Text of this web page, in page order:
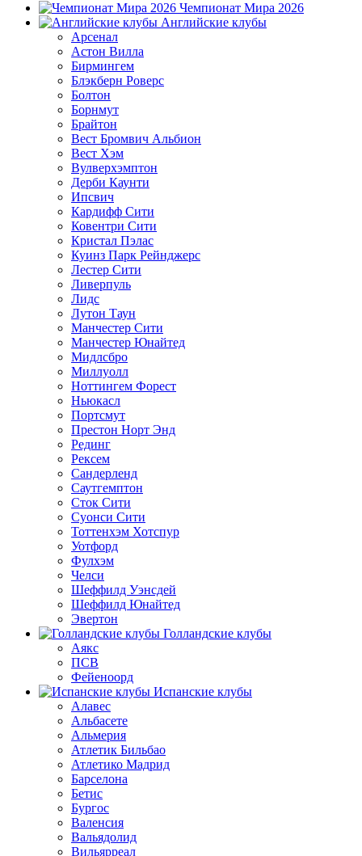
Чемпионат Мира 2026
Английские клубы
Арсенал
Астон Вилла
Бирмингем
Блэкберн Роверс
Болтон
Борнмут
Брайтон
Вест Бромвич Альбион
Вест Хэм
Вулверхэмптон
Дерби Каунти
Ипсвич
Кардифф Сити
Ковентри Сити
Кристал Пэлас
Куинз Парк Рейнджерс
Лестер Сити
Ливерпуль
Лидс
Лутон Таун
Манчестер Сити
Манчестер Юнайтед
Мидлсбро
Миллуолл
Ноттингем Форест
Ньюкасл
Портсмут
Престон Норт Энд
Рединг
Рексем
Сандерленд
Саутгемптон
Сток Сити
Суонси Сити
Тоттенхэм Хотспур
Уотфорд
Фулхэм
Челси
Шеффилд Уэнсдей
Шеффилд Юнайтед
Эвертон
Голландские клубы
Аякс
ПСВ
Фейеноорд
Испанские клубы
Алавес
Альбасете
Альмерия
Атлетик Бильбао
Атлетико Мадрид
Барселона
Бетис
Бургос
Валенсия
Вальядолид
Вильярреал